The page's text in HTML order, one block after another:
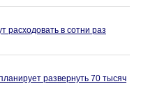
расходовать в сотни раз
развернуть 70 тысяч